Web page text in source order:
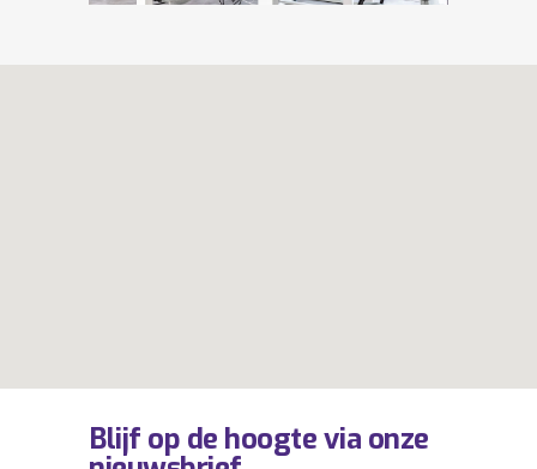
Blijf op de hoogte via onze